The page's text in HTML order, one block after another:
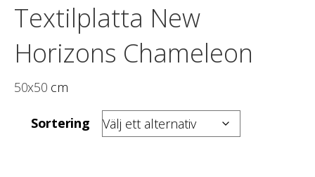
Textilplatta New
Horizons Chameleon
50x50 cm
Sortering